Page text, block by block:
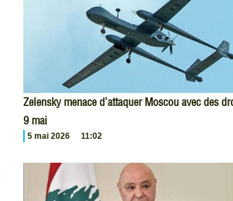
Zelensky menace d’attaquer Moscou avec des
9 mai
5 mai 2026 11:02